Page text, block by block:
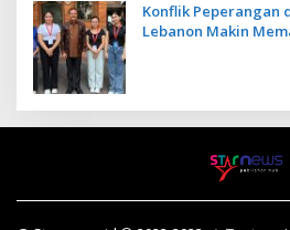
Konflik Peperangan
Lebanon Makin